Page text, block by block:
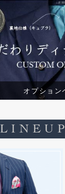
オプション